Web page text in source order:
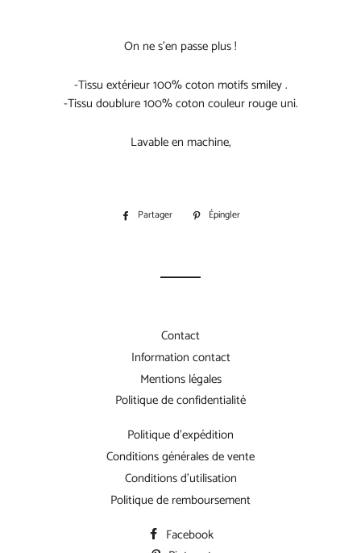
On ne s’en passe plus !
-Tissu extérieur 100% coton motifs smiley .
-Tissu doublure 100% coton couleur rouge uni.
Lavable en machine,
Partager
PartagerÉpingler
Contact
Information contact
Mentions légales
Politique de confidentialité
Politique d'expédition
Conditions générales de vente
Conditions d'utilisation
Politique de remboursement
Facebook